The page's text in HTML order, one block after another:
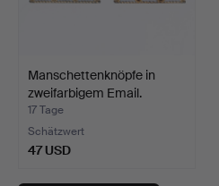
Manschettenknöpfe in
zweifarbigem Email.
17 Tage
Schätzwert
47 USD